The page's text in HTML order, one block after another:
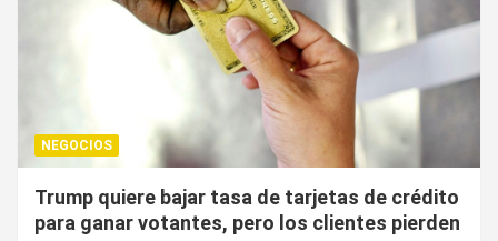
NEGOCIOS
¿Cuál es el “arma nuclear económica” que la
UE puede utilizar contra EU?